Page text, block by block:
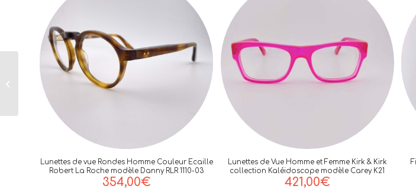
Lunettes de vue Rondes Homme Couleur Ecaille
Robert La Roche modèle Danny RLR 1110-03
354,00€
Lunettes de Vue Homme et Femme Kirk & Kirk
collection Kaléidoscope modèle Carey K21
421,00€
Etui à Lunettes De
la Marque Charriol
Coloris Bordeau